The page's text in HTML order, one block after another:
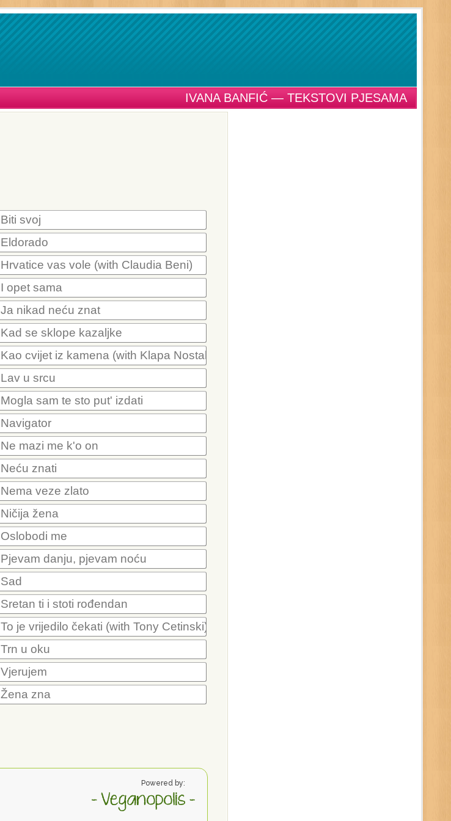
IVANA BANFIĆ — TEKSTOVI PJESAMA
Biti svoj
Eldorado
Hrvatice vas vole (with Claudia Beni)
I opet sama
Ja nikad neću znat
Kad se sklope kazaljke
Kao cvijet iz kamena (with Klapa Nostalgija)
Lav u srcu
Mogla sam te sto put' izdati
Navigator
Ne mazi me k'o on
Neću znati
Nema veze zlato
Ničija žena
Oslobodi me
Pjevam danju, pjevam noću
Sad
Sretan ti i stoti rođendan
To je vrijedilo čekati (with Tony Cetinski)
Trn u oku
Vjerujem
Žena zna